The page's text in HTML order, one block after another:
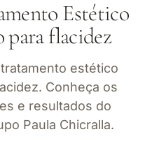
Estético
flacidez
estético
Conheça os
e resultados do
Paula Chicralla.